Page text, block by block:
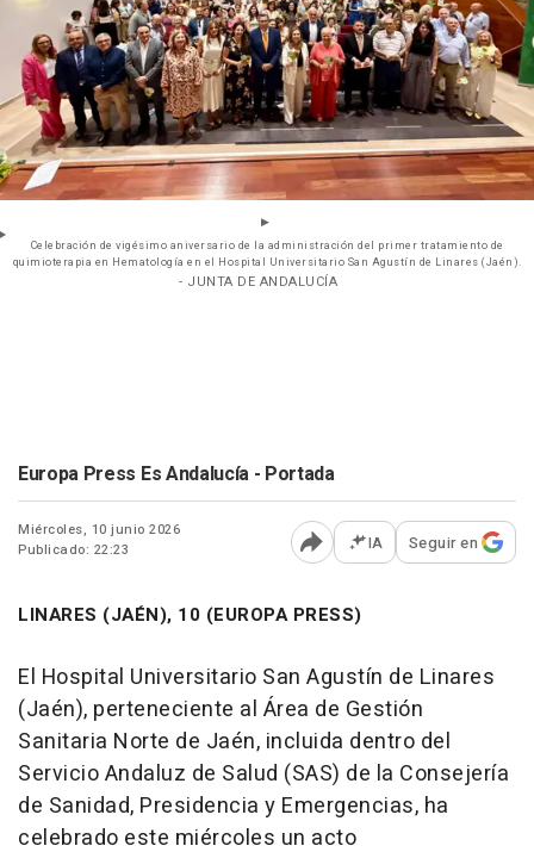
Celebración de vigésimo aniversario de la administración del primer tratamiento de
quimioterapia en Hematología en el Hospital Universitario San Agustín de Linares (Jaén).
- JUNTA DE ANDALUCÍA
Europa Press Es Andalucía - Portada
Miércoles, 10 junio 2026
Publicado: 22:23
Abrir opciones para
IA Seguir en
LINARES (JAÉN), 10 (EUROPA PRESS)
El Hospital Universitario San Agustín de Linares
(Jaén), perteneciente al Área de Gestión
Sanitaria Norte de Jaén, incluida dentro del
Servicio Andaluz de Salud (SAS) de la Consejería
de Sanidad, Presidencia y Emergencias, ha
celebrado este miércoles un acto